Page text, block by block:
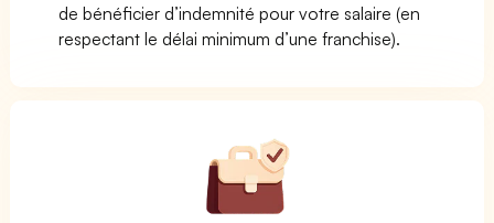
de bénéficier d’indemnité pour votre salaire (en
respectant le délai minimum d’une franchise).